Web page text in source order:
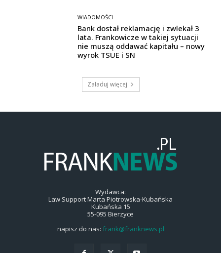
WIADOMOŚCI
Bank dostał reklamację i zwlekał 3
lata. Frankowicze w takiej sytuacji
nie muszą oddawać kapitału – nowy
wyrok TSUE i SN
Załaduj więcej
Wydawca:
Law Support Marta Piotrowska-Kubańska
Kubańska 15
55-095 Bierzyce
napisz do nas: frank@franknews.pl